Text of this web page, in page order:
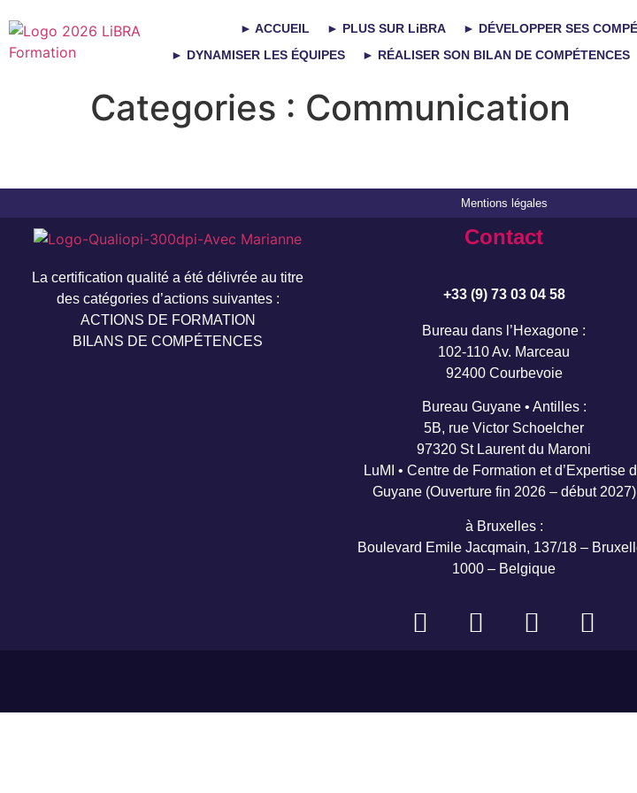
► ACCUEIL ► PLUS SUR LiBRA
► DÉVELOPPER SES
► DYNAMISER LES ÉQUIPES
► RÉALISER SON BILAN DE COMPÉTENCES
Categories : Communication
Mentions légales
La certification qualité a été délivrée au titre
des catégories d’actions suivantes :
ACTIONS DE FORMATION
BILANS DE COMPÉTENCES
Contact
+33 (9) 73 03 04 58
Bureau dans l’Hexagone :
102-110 Av. Marceau
92400 Courbevoie
Bureau Guyane • Antilles :
5B, rue Victor Schoelcher
97320 St Laurent du Maroni
LuMI • Centre de Formation et d’Expertise
Guyane (Ouverture fin 2026 – début 2027)
à Bruxelles :
Boulevard Emile Jacqmain, 137/18 –
1000 – Belgique